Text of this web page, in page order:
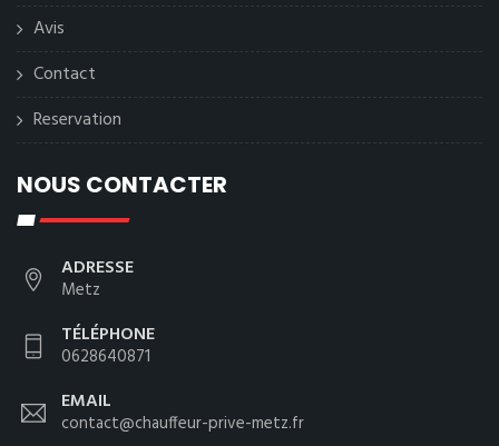
Avis
Contact
Reservation
NOUS CONTACTER
ADRESSE
Metz
TÉLÉPHONE
0628640871
EMAIL
contact@chauffeur-prive-metz.fr